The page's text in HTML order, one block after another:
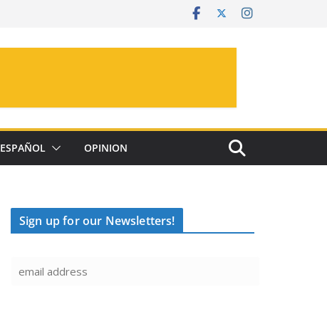
ESPAÑOL OPINION
Sign up for our Newsletters!